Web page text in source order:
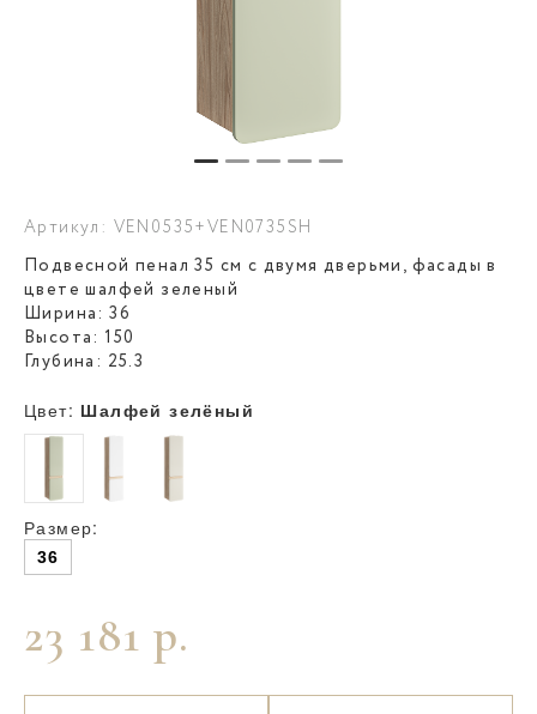
Артикул: VEN0535+VEN0735SH
23 181 р.
Подвесной пенал 35 см с двумя дверьми, фасады в
цвете шалфей зеленый
Ширина: 36
Высота: 150
Глубина: 25.3
Цвет: Шалфей зелёный
Размер:
36